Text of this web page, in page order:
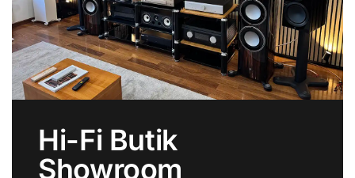
Hi-Fi Butik
Showroom